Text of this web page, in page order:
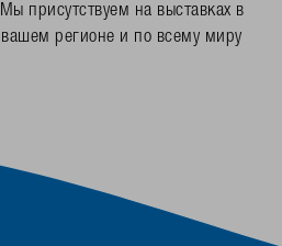
Мы присутствуем на выставках в
вашем регионе и по всему миру